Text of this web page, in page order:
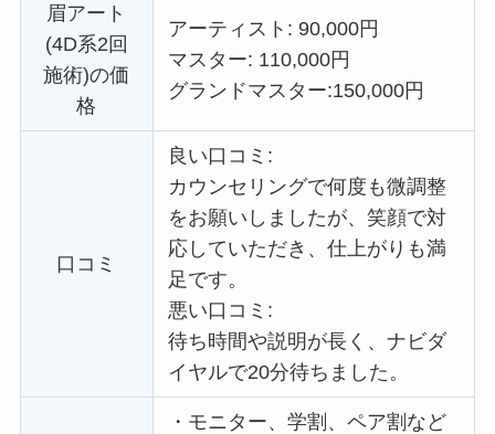
眉アート
(4D系2回
施術)の価
格
アーティスト: 90,000円
マスター: 110,000円
グランドマスター:150,000円
口コミ
良い口コミ:
カウンセリングで何度も微調整
をお願いしましたが、笑顔で対
応していただき、仕上がりも満
足です。
悪い口コミ:
待ち時間や説明が長く、ナビダ
イヤルで20分待ちました。
・ モニター、学割、ペア割など